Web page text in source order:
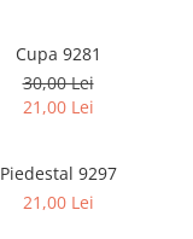
Cupa 9281
30,00 Lei
21,00 Lei
Piedestal 9297
21,00 Lei